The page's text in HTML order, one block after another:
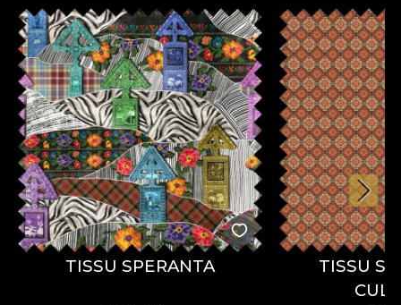
TISSU SPERANTA
TISSU